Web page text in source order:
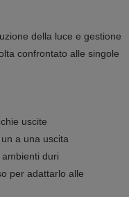
della luce e gestione
confrontato alle singole
uscite
a una uscita
duri
per adattarlo alle